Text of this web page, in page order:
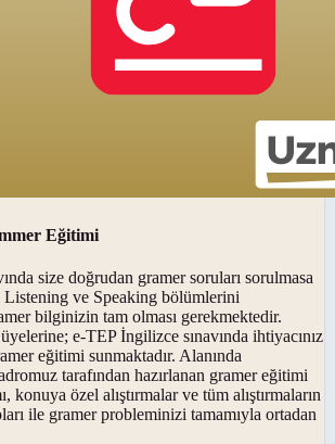
Eğitimi
size doğrudan gramer soruları sorulmasa
ve Speaking bölümlerini
bilginizin tam olması gerekmektedir.
e-TEP İngilizce sınavında ihtiyacınız
eğitimi sunmaktadır. Alanında
tarafından hazırlanan gramer eğitimi
konuya özel alıştırmalar ve tüm alıştırmaların
ile gramer probleminizi tamamıyla ortadan